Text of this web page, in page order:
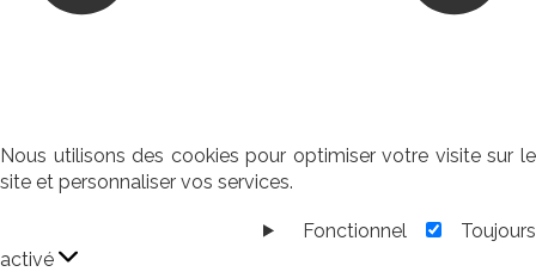
Nous utilisons des cookies pour optimiser votre visite sur le
site et personnaliser vos services.
Fonctionnel
Toujours
activé